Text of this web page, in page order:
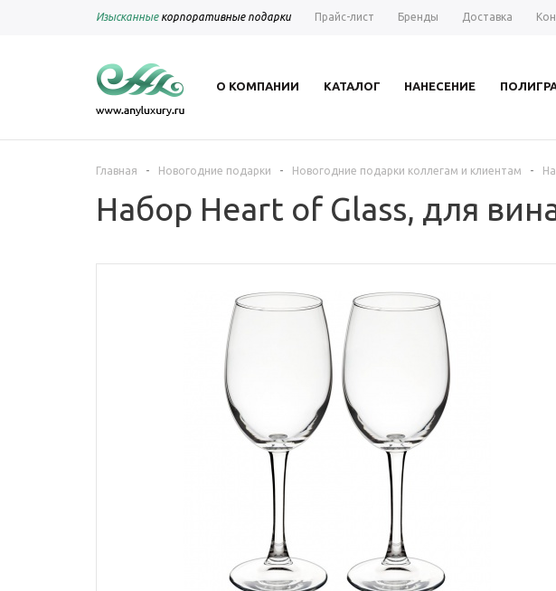
Изысканныекорпоративные подарки Прайс-лист Бренды Доставка
О КОМПАНИИ КАТАЛОГ НАНЕСЕНИЕ
Главная - Новогодние подарки - Новогодние подарки коллегам и клиентам -
Набор Heart of Glass, для